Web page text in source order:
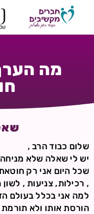
מה
שלום כבוד הרב ,
יש לי שאלה שלא מניחה
שכל היום אני רק
, רכילות, צניעות ,
למה אני בכלל בעולם
הורסת אותו ולא